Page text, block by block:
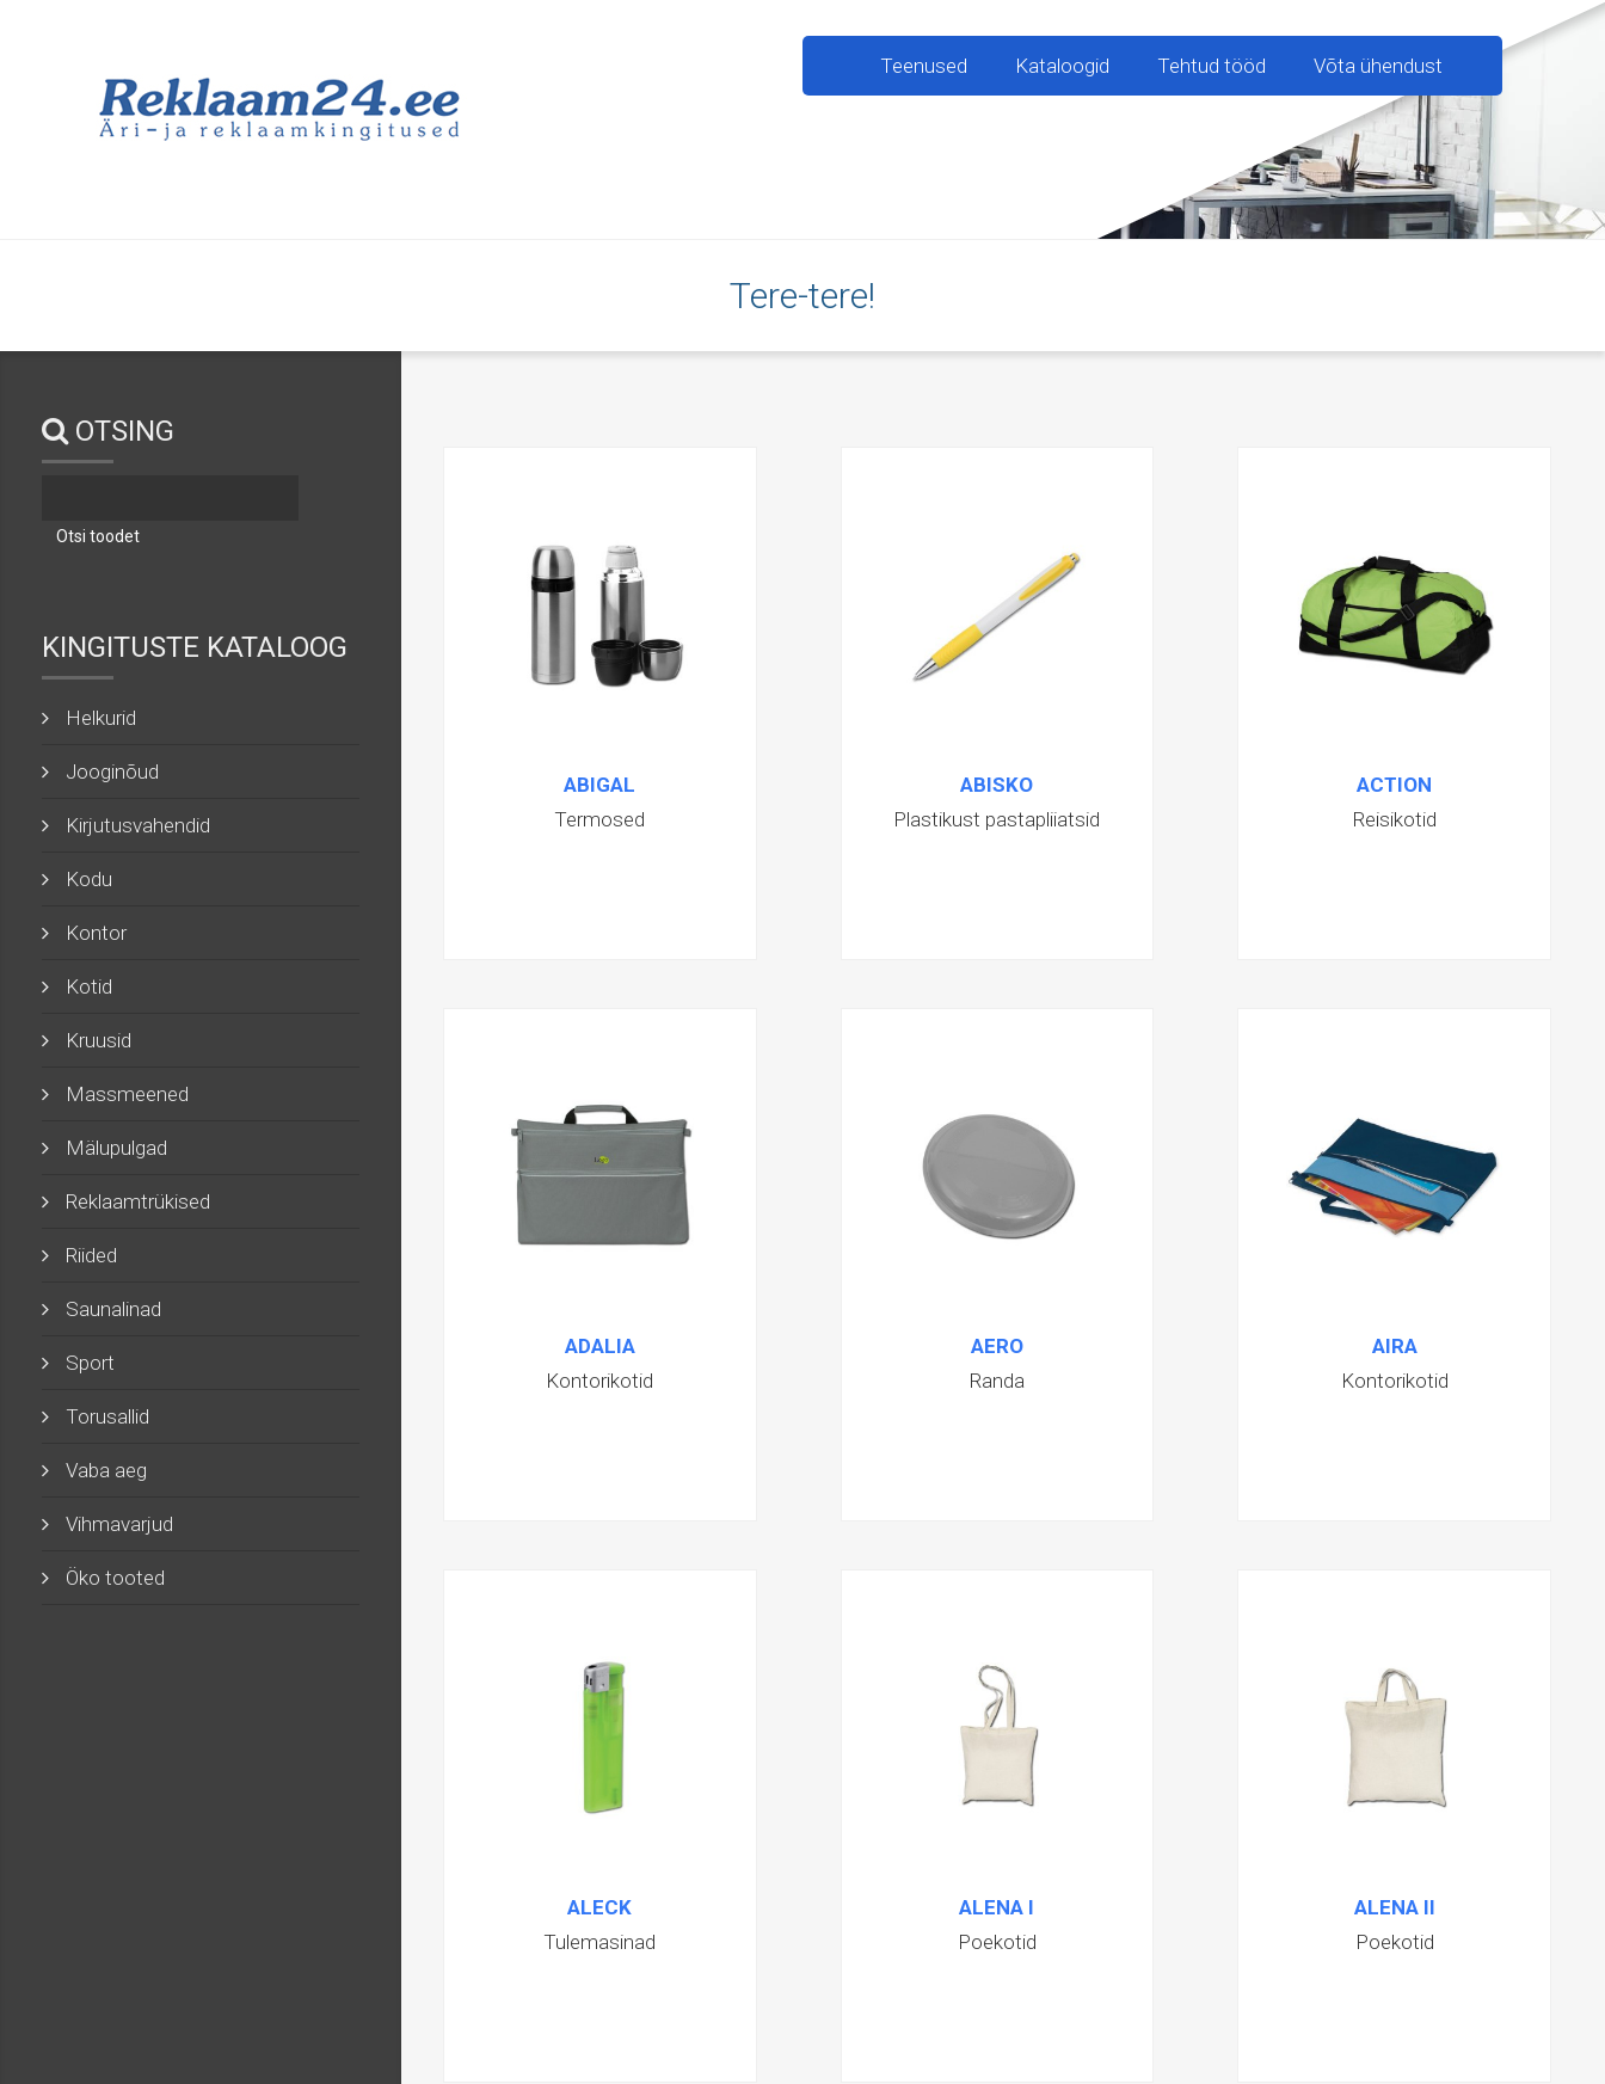
Teenused Kataloogid Tehtud tööd Võta ühendust
Tere-tere!
OTSING
KINGITUSTE KATALOOG
Helkurid
Jooginõud
Kirjutusvahendid
Kodu
Kontor
Kotid
Kruusid
Massmeened
Mälupulgad
Reklaamtrükised
Riided
Saunalinad
Sport
Torusallid
Vaba aeg
Vihmavarjud
Öko tooted
ABIGAL
Termosed
ABISKO
Plastikust pastapliiatsid
ACTION
Reisikotid
ADALIA
Kontorikotid
AERO
Randa
AIRA
Kontorikotid
ALECK
Tulemasinad
ALENA I
Poekotid
ALENA II
Poekotid